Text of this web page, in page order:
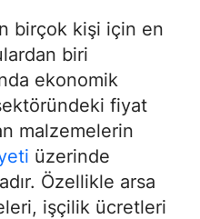
birçok kişi için en
biri
ekonomik
fiyat
malzemelerin
üzerinde
Özellikle arsa
işçilik ücretleri